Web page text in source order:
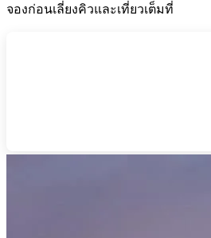
จองก่อนเลี่ยงคิวและเที่ยวเต็มที่